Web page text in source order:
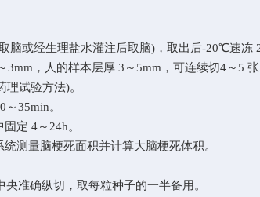
脑或经生理盐水灌注后取脑)，取出后-20℃速冻
，人的样本层厚 3～5mm，可连续切4～5
试验方法)。
35min。
定 4～24h。
测量脑梗死面积并计算大脑梗死体积。
准确纵切，取每粒种子的一半备用。